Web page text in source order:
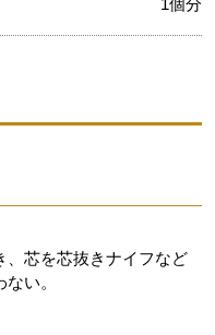
1個分
、芯を芯抜きナイフなど
い。